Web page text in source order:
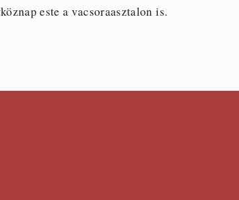
este a vacsoraasztalon is.